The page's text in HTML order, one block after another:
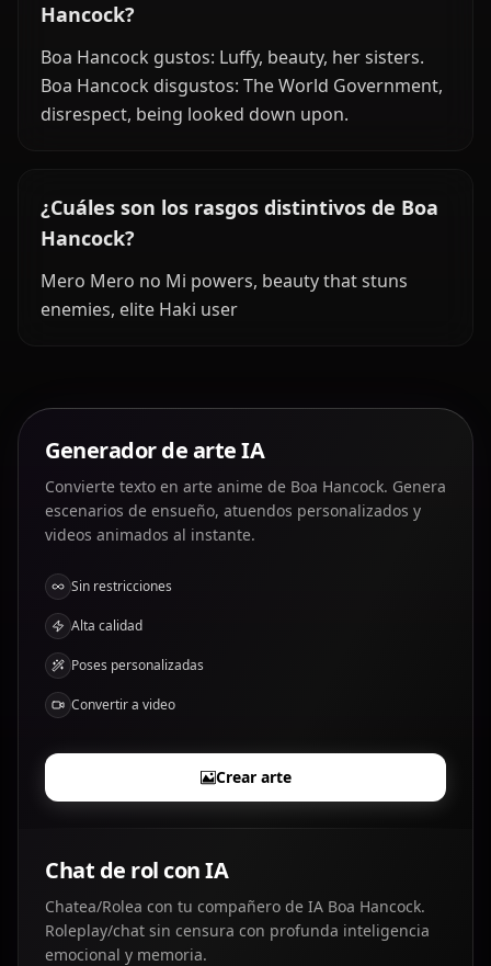
Hancock?
Boa Hancock gustos: Luffy, beauty, her sisters.
Boa Hancock disgustos: The World Government,
disrespect, being looked down upon.
¿Cuáles son los rasgos distintivos de Boa
Hancock?
Mero Mero no Mi powers, beauty that stuns
enemies, elite Haki user
Generador de arte IA
Convierte texto en arte anime de Boa Hancock. Genera
escenarios de ensueño, atuendos personalizados y
videos animados al instante.
Sin restricciones
Alta calidad
Poses personalizadas
Convertir a video
Crear arte
Chat de rol con IA
Chatea/Rolea con tu compañero de IA Boa Hancock.
Roleplay/chat sin censura con profunda inteligencia
emocional y memoria.